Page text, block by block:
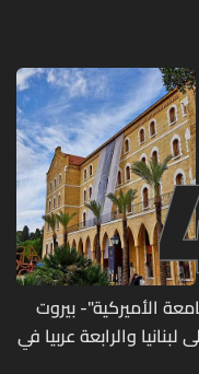
الأميركية"- بيروت
لبنانيا والرابعة عربيا في